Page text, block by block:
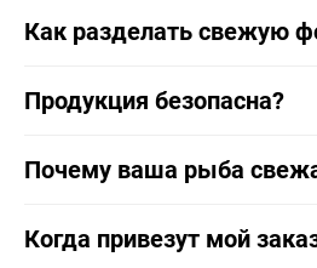
Как разделать свежую
Продукция безопасна?
Почему ваша рыба
Когда привезут мой